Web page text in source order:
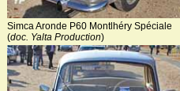
Simca Aronde P60 Montlhéry Spéciale
(doc. Yalta Production)